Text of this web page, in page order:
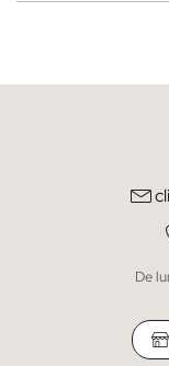
He leído y
* Puedes
De